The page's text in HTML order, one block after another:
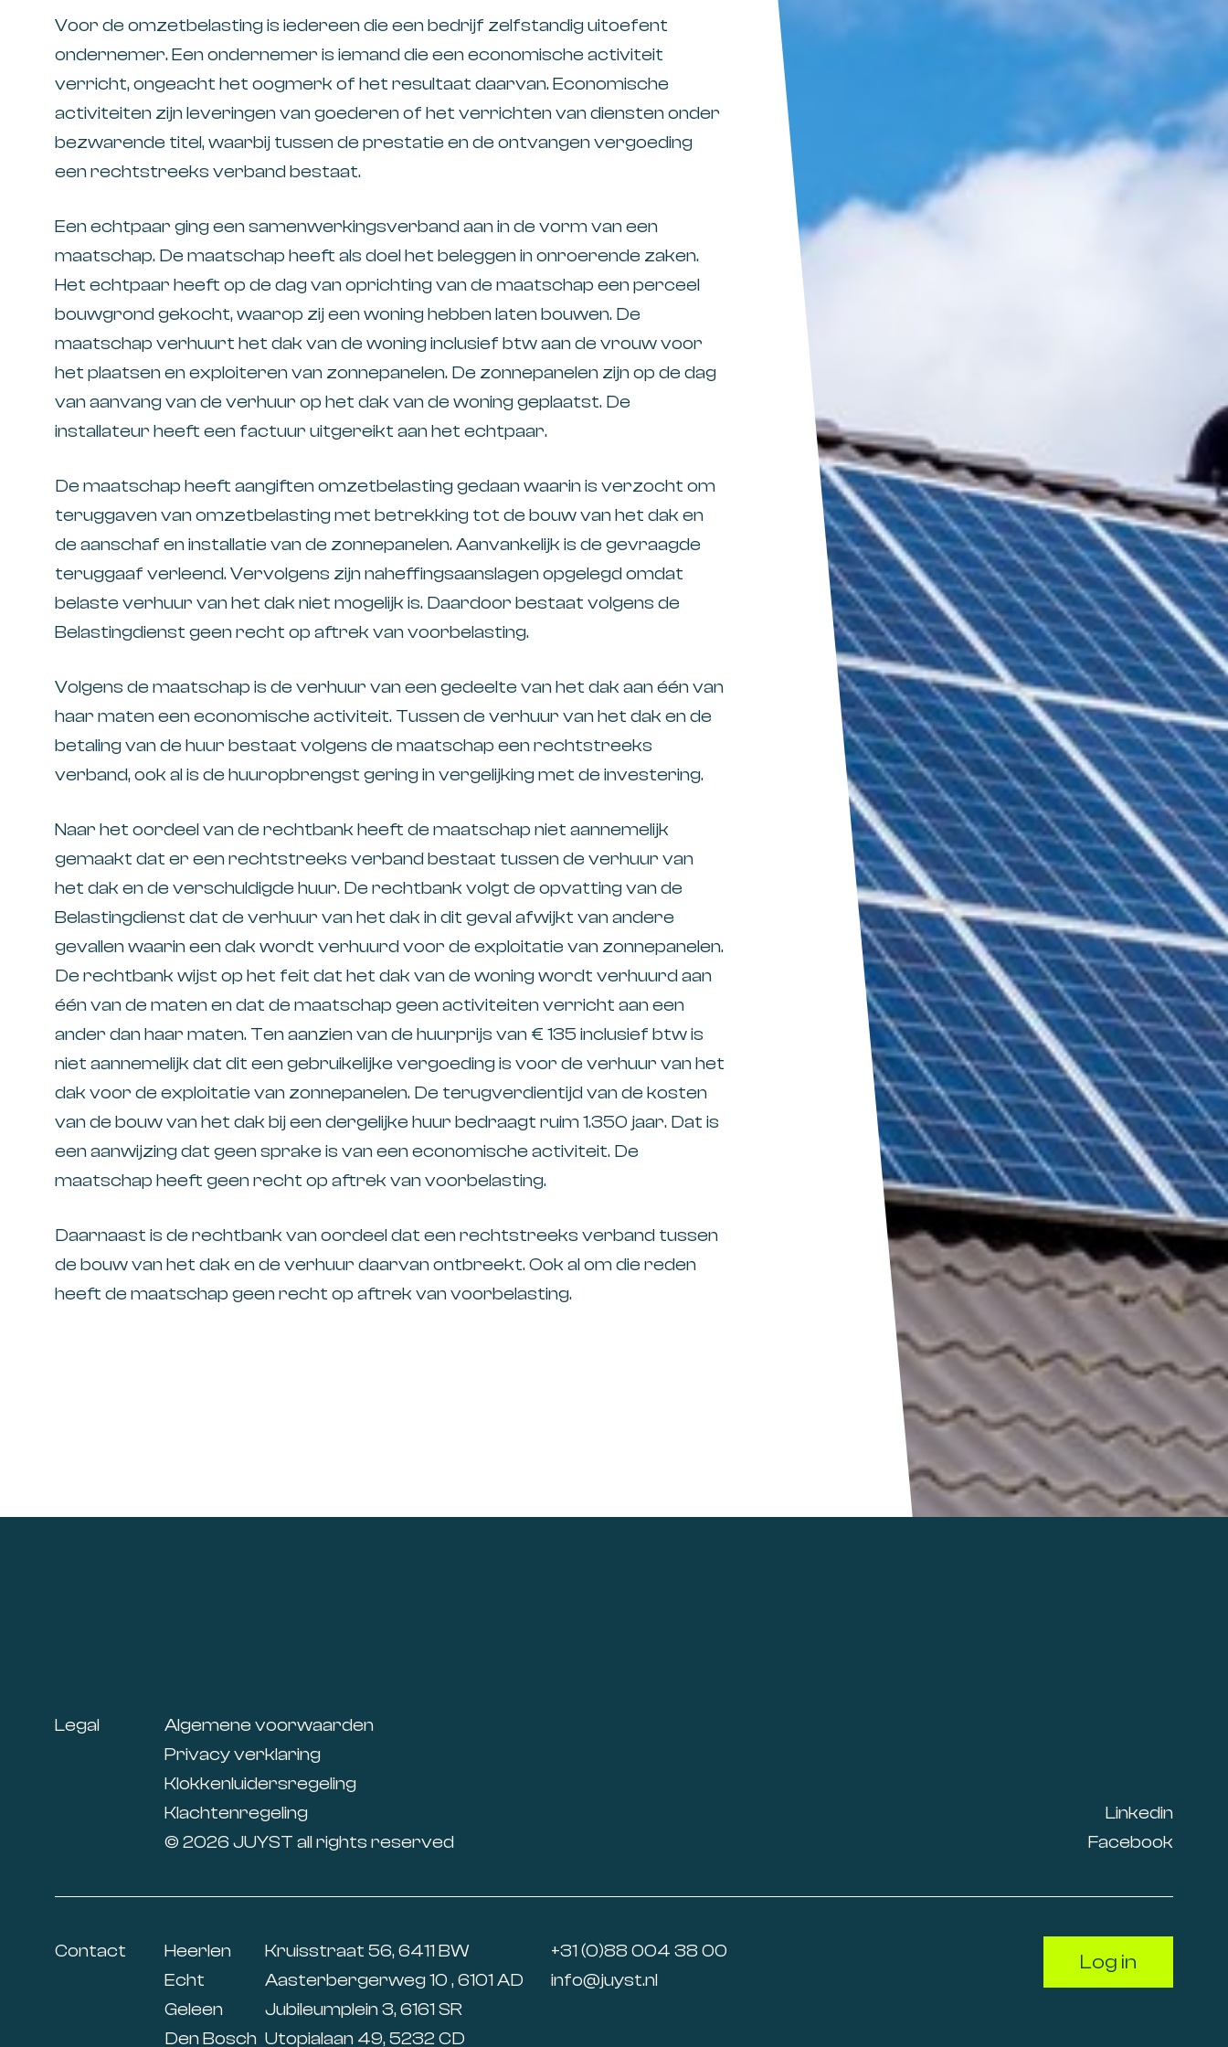
Voor de omzetbelasting is iedereen die een bedrijf zelfstandig uitoefent
ondernemer. Een ondernemer is iemand die een economische activiteit
verricht, ongeacht het oogmerk of het resultaat daarvan. Economische
activiteiten zijn leveringen van goederen of het verrichten van diensten onder
bezwarende titel, waarbij tussen de prestatie en de ontvangen vergoeding
een rechtstreeks verband bestaat.
Een echtpaar ging een samenwerkingsverband aan in de vorm van een
maatschap. De maatschap heeft als doel het beleggen in onroerende zaken.
Het echtpaar heeft op de dag van oprichting van de maatschap een perceel
bouwgrond gekocht, waarop zij een woning hebben laten bouwen. De
maatschap verhuurt het dak van de woning inclusief btw aan de vrouw voor
het plaatsen en exploiteren van zonnepanelen. De zonnepanelen zijn op de dag
van aanvang van de verhuur op het dak van de woning geplaatst. De
installateur heeft een factuur uitgereikt aan het echtpaar.
De maatschap heeft aangiften omzetbelasting gedaan waarin is verzocht om
teruggaven van omzetbelasting met betrekking tot de bouw van het dak en
de aanschaf en installatie van de zonnepanelen. Aanvankelijk is de gevraagde
teruggaaf verleend. Vervolgens zijn naheffingsaanslagen opgelegd omdat
belaste verhuur van het dak niet mogelijk is. Daardoor bestaat volgens de
Belastingdienst geen recht op aftrek van voorbelasting.
Volgens de maatschap is de verhuur van een gedeelte van het dak aan één van
haar maten een economische activiteit. Tussen de verhuur van het dak en de
betaling van de huur bestaat volgens de maatschap een rechtstreeks
verband, ook al is de huuropbrengst gering in vergelijking met de investering.
Naar het oordeel van de rechtbank heeft de maatschap niet aannemelijk
gemaakt dat er een rechtstreeks verband bestaat tussen de verhuur van
het dak en de verschuldigde huur. De rechtbank volgt de opvatting van de
Belastingdienst dat de verhuur van het dak in dit geval afwijkt van andere
gevallen waarin een dak wordt verhuurd voor de exploitatie van zonnepanelen.
De rechtbank wijst op het feit dat het dak van de woning wordt verhuurd aan
één van de maten en dat de maatschap geen activiteiten verricht aan een
ander dan haar maten. Ten aanzien van de huurprijs van € 135 inclusief btw is
niet aannemelijk dat dit een gebruikelijke vergoeding is voor de verhuur van het
dak voor de exploitatie van zonnepanelen. De terugverdientijd van de kosten
van de bouw van het dak bij een dergelijke huur bedraagt ruim 1.350 jaar. Dat is
een aanwijzing dat geen sprake is van een economische activiteit. De
maatschap heeft geen recht op aftrek van voorbelasting.
Daarnaast is de rechtbank van oordeel dat een rechtstreeks verband tussen
de bouw van het dak en de verhuur daarvan ontbreekt. Ook al om die reden
heeft de maatschap geen recht op aftrek van voorbelasting.
Legal
Algemene voorwaarden
Privacy verklaring
Klokkenluidersregeling
Klachtenregeling
© 2026 JUYST all rights reserved
Linkedin
Facebook
Contact Heerlen Kruisstraat 56, 6411 BW
+31 (0)88 004 38 00
Echt
Aasterbergerweg 10 , 6101 AD
info@juyst.nl
Geleen
Jubileumplein 3, 6161 SR
Den Bosch Utopialaan 49, 5232 CD
Log in